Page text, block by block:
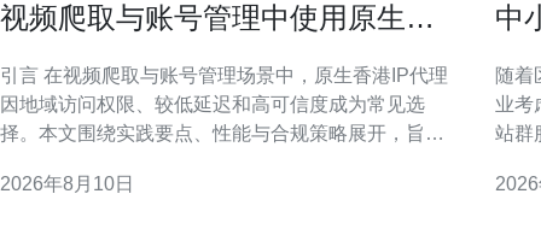
视频爬取与账号管理中使用原生香
引言 在视频爬取与账号管理场景中，原生香港IP代理
因地域访问权限、较低延迟和高可信度成为常见选
择。本文围绕实践要点、性能与合规策略展开，旨在
成功率并降低检测风险。 为什么选择原生香港IP代
2026年8月10日
中
随着
业考
站群
香港站